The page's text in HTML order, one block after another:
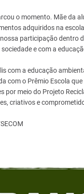
o momento. Mãe da
adquiridos na
participação dentro
e com a
com a educação
com o Prêmio Escola
por meio do Projeto
criativos e